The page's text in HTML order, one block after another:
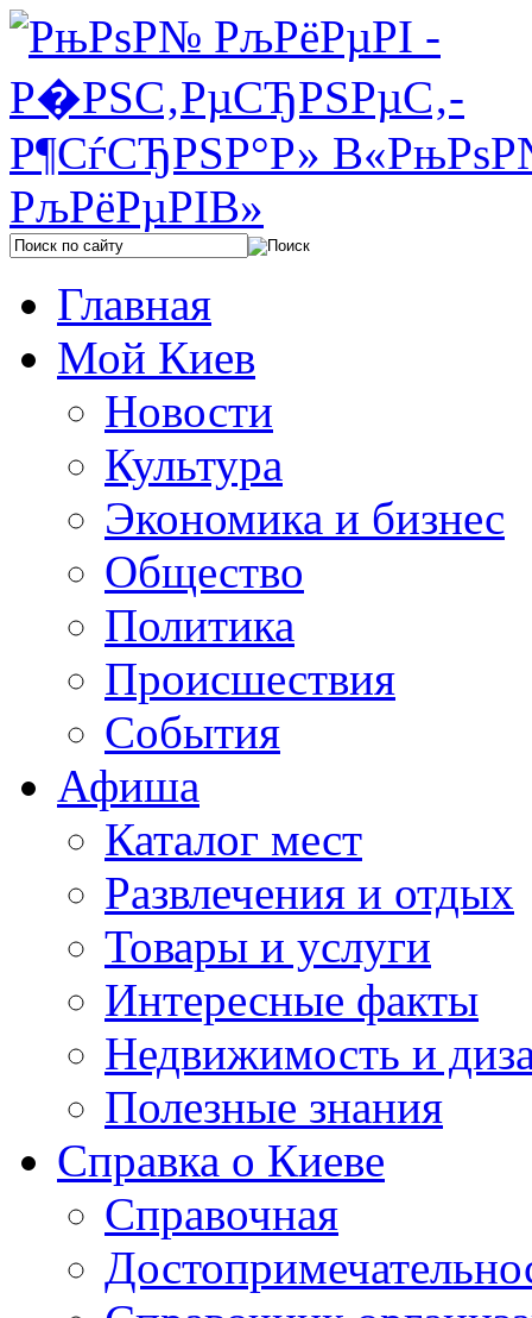
Главная
Мой Киев
Новости
Культура
Экономика и бизнес
Общество
Политика
Происшествия
События
Афиша
Каталог мест
Развлечения и отдых
Товары и услуги
Интересные факты
Недвижимость и
Полезные знания
Справка о Киеве
Справочная